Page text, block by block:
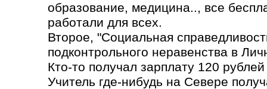
образование, медицина.., все
работали для всех.
Второе, "Социальная
подконтрольного неравенства в
Кто-то получал зарплату 120
Учитель где-нибудь на Севере